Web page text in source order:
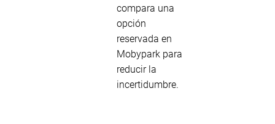
compara una
opción
reservada en
Mobypark para
reducir la
incertidumbre.